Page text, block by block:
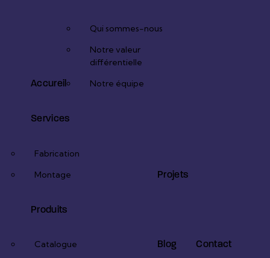
Accureil
Qui sommes-nous
Notre valeur
différentielle
Notre équipe
Services
Fabrication
Montage
Projets
Produits
Catalogue Blog Contact